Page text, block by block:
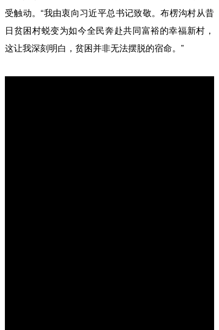
陕西 甘肃 青海 宁夏
新疆 内蒙古 黑龙江
受触动。“我由衷向习近平总书记致敬。布楞沟村从昔
日贫困村蜕变为如今全民奔赴共同富裕的幸福新村，
这让我深刻明白，贫困并非无法摆脱的宿命。”